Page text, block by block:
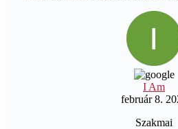
I Am
február 8.
Szakmai